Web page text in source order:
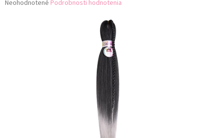
Priemerné
Neohodnotené Podrobnosti hodnotenia